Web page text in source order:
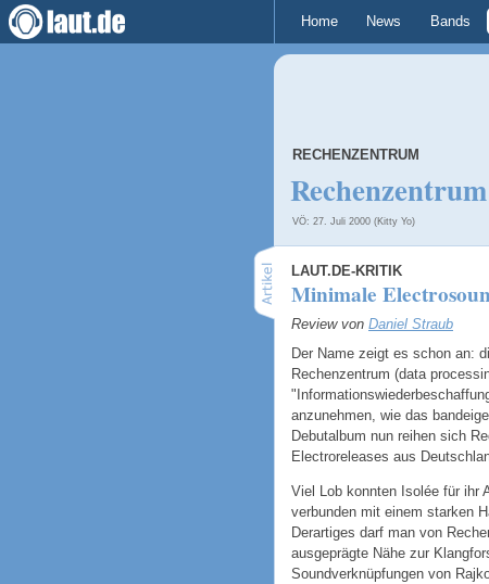
Home News Bands
RECHENZENTRUM
Rechenzentrum
VÖ: 27. Juli 2000 (Kitty Yo)
LAUT.DE-KRITIK
Minimale
Review von Daniel Straub
Der Name zeigt es schon an:
Rechenzentrum (data
anzunehmen, wie das
Debutalbum nun reihen sich
Electroreleases aus
Viel Lob konnten Isolée für ihr
verbunden mit einem starken
Derartiges darf man von
ausgeprägte Nähe zur
Soundverknüpfungen von